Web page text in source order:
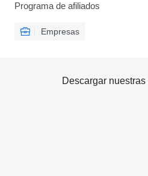
Programa de afiliados
Empresas
Descargar